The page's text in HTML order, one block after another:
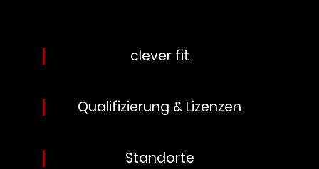
clever fit
Qualifizierung & Lizenzen
Standorte